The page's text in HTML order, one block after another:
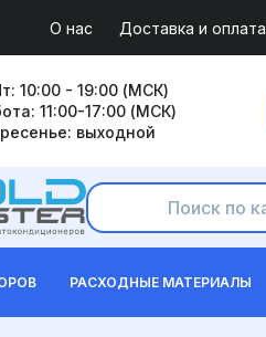
О нас Доставка и оплата
10:00 - 19:00 (МСК)
11:00-17:00 (МСК)
выходной
РАСХОДНЫЕ МАТЕРИАЛЫ